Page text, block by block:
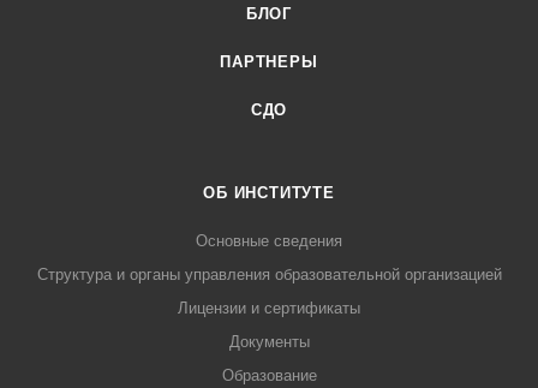
БЛОГ
ПАРТНЕРЫ
СДО
ОБ ИНСТИТУТЕ
Основные сведения
Структура и органы управления образовательной организацией
Лицензии и сертификаты
Документы
Образование